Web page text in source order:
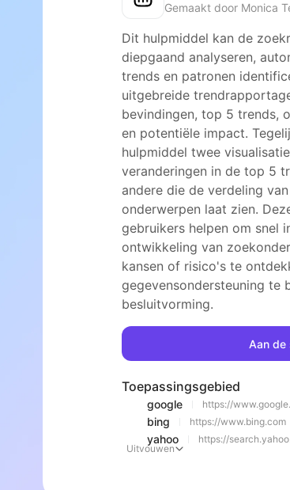
Gemaakt door Monica
Dit hulpmiddel kan de
diepgaand analyseren,
trends en patronen
uitgebreide
bevindingen, top 5 trends,
en potentiële impact.
hulpmiddel twee
veranderingen in de top 5
andere die de verdeling
onderwerpen laat zien.
gebruikers helpen om snel
ontwikkeling van
kansen of risico's te
gegevensondersteuning te
besluitvorming.
Aan de
Toepassingsgebied
google https://
bing https://www.bing.com
yahoo
https://
Uitvouwen